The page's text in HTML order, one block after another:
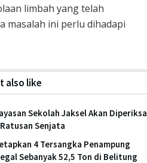
limbah yang telah
masalah ini perlu dihadapi
also like
Sekolah Jaksel Akan Diperiksa
Senjata
4 Tersangka Penampung
Sebanyak 52,5 Ton di Belitung